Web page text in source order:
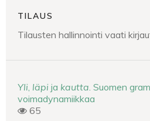
TILAUS
Tilausten hallinnointi vaati
Yli läpi ja kautta . Suomen
voimadynamiikkaa
65